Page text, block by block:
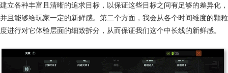
建立各种丰富且清晰的追求目标，以保证这些目标之间有足够的差异化，
并且能够给玩家一定的新鲜感。第二个方面，我会从各个时间维度的颗粒
度进行对它体验层面的细致拆分，从而保证我们这个中长线的新鲜感。